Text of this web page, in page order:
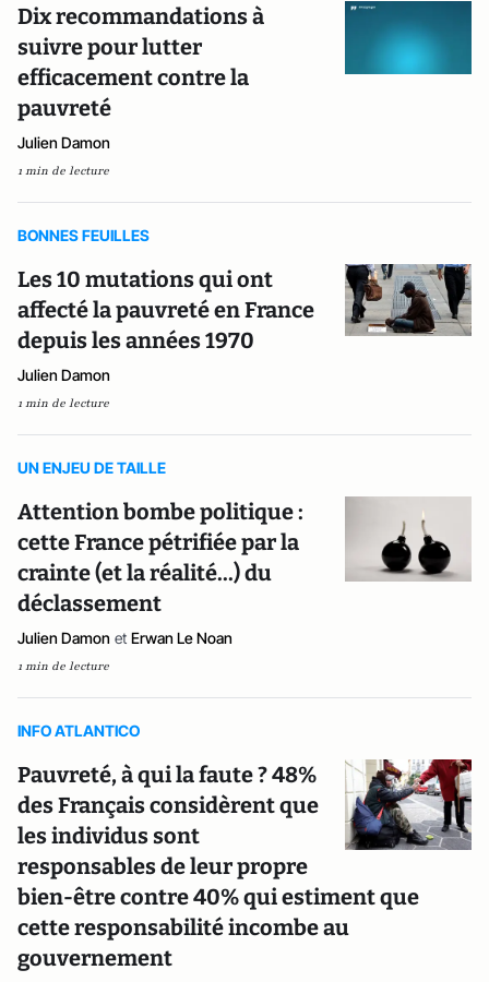
Dix recommandations à
suivre pour lutter
efficacement contre la
pauvreté
Julien Damon
1 min de lecture
BONNES FEUILLES
Les 10 mutations qui ont
affecté la pauvreté en France
depuis les années 1970
Julien Damon
1 min de lecture
UN ENJEU DE TAILLE
Attention bombe politique :
cette France pétrifiée par la
crainte (et la réalité...) du
déclassement
Julien Damon et Erwan Le Noan
1 min de lecture
INFO ATLANTICO
Pauvreté, à qui la faute ? 48%
des Français considèrent que
les individus sont
responsables de leur propre
bien-être contre 40% qui estiment que
cette responsabilité incombe au
gouvernement